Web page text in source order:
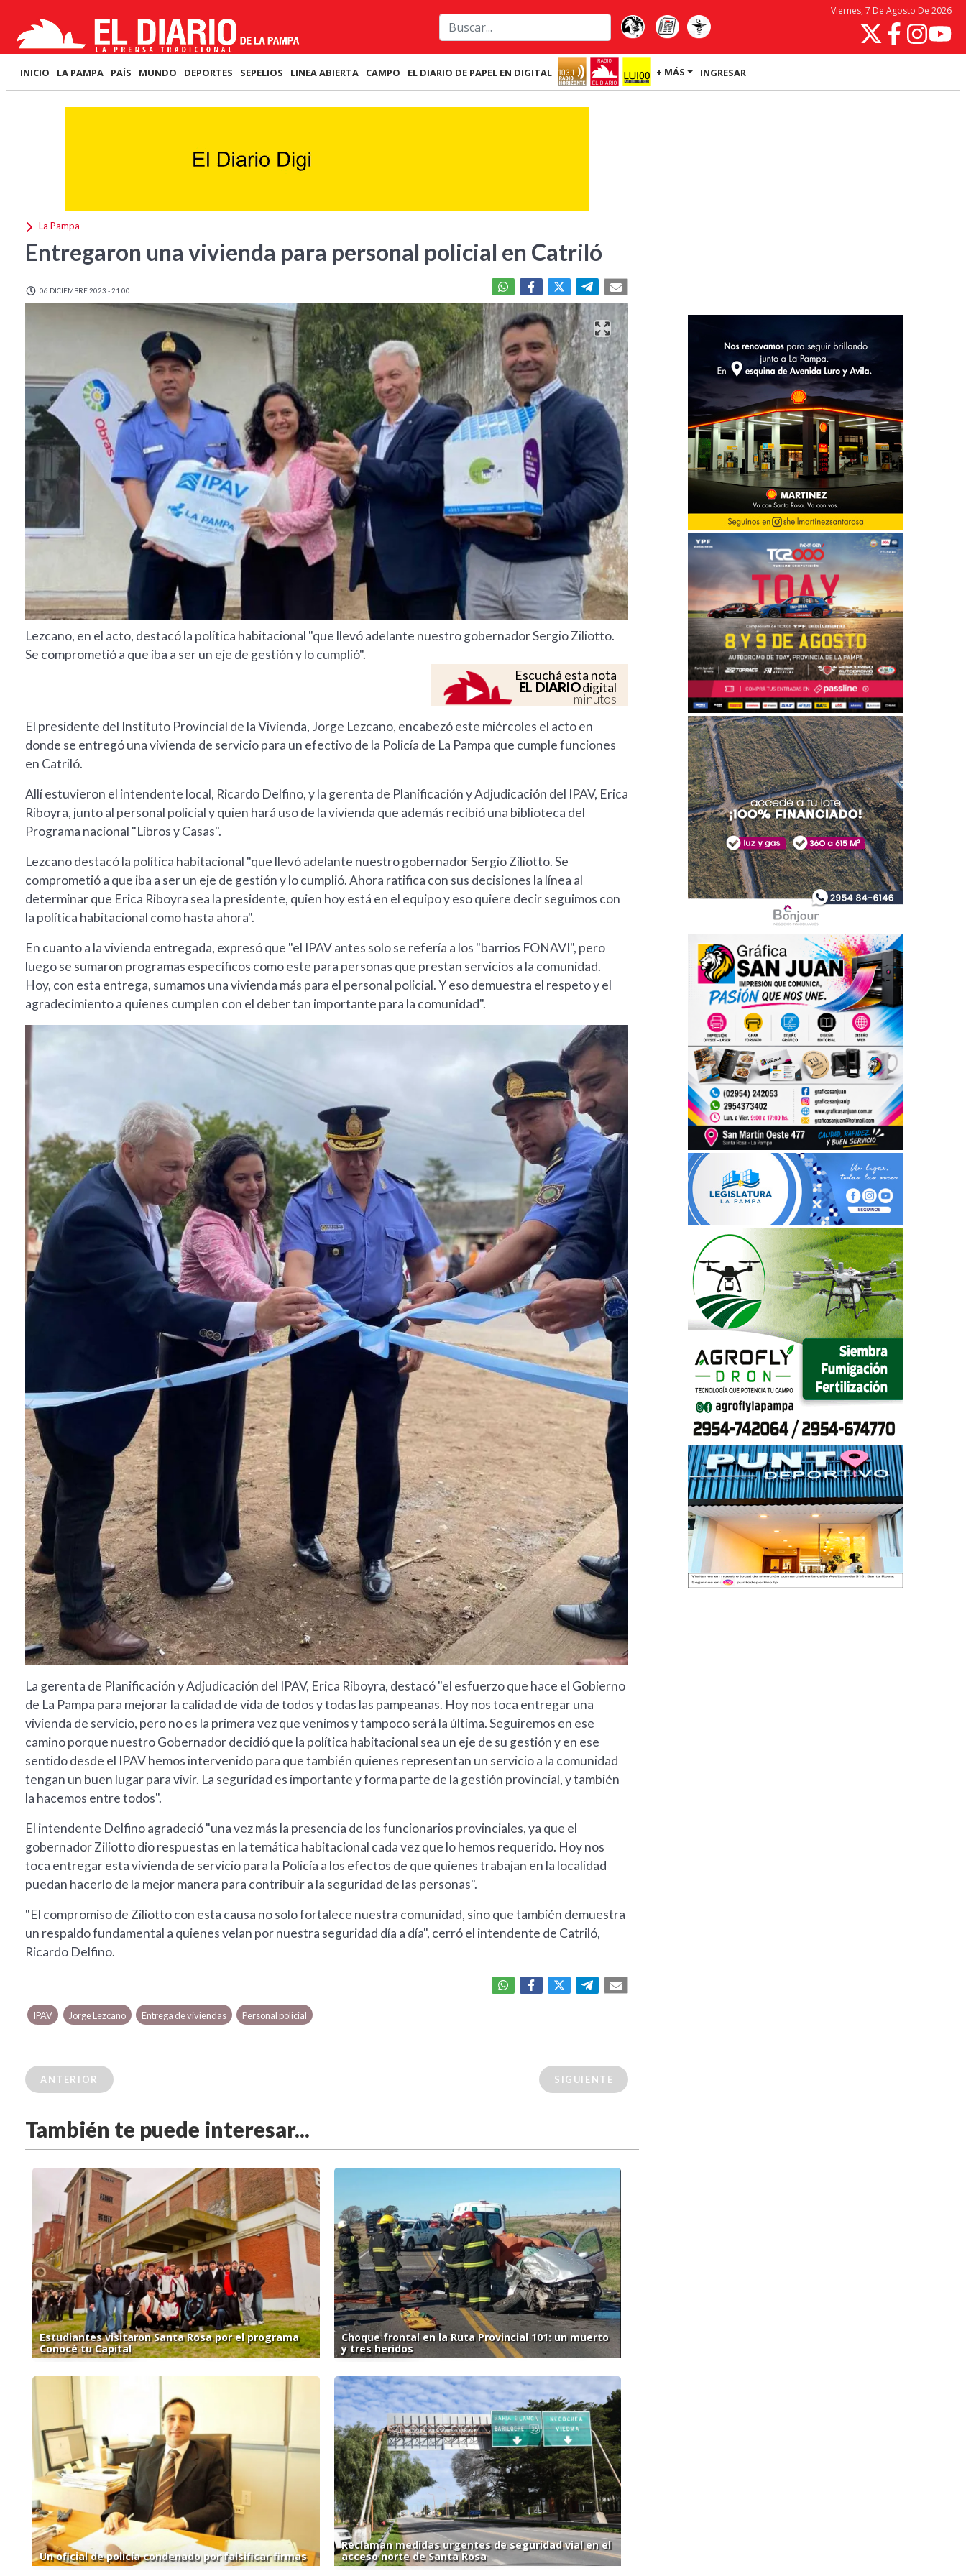
Viernes, 7 De Agosto De 2026
INICIO LA PAMPA PAÍS MUNDO DEPORTES SEPELIOS LINEA ABIERTA CAMPO EL DIARIO DE PAPEL EN DIGITAL + MÁS INGRESAR
La Pampa
Entregaron una vivienda para personal policial en Catriló
06 DICIEMBRE 2023 - 21:00
Lezcano, en el acto, destacó la política habitacional "que llevó adelante nuestro gobernador Sergio Ziliotto.
Se comprometió a que iba a ser un eje de gestión y lo cumplió".
Escuchá esta nota
EL DIARIOdigital
minutos
El presidente del Instituto Provincial de la Vivienda, Jorge Lezcano, encabezó este miércoles el acto en
donde se entregó una vivienda de servicio para un efectivo de la Policía de La Pampa que cumple funciones
en Catriló.
Allí estuvieron el intendente local, Ricardo Delfino, y la gerenta de Planificación y Adjudicación del IPAV, Erica
Riboyra, junto al personal policial y quien hará uso de la vivienda que además recibió una biblioteca del
Programa nacional "Libros y Casas".
Lezcano destacó la política habitacional "que llevó adelante nuestro gobernador Sergio Ziliotto. Se
comprometió a que iba a ser un eje de gestión y lo cumplió. Ahora ratifica con sus decisiones la línea al
determinar que Erica Riboyra sea la presidente, quien hoy está en el equipo y eso quiere decir seguimos con
la política habitacional como hasta ahora".
En cuanto a la vivienda entregada, expresó que "el IPAV antes solo se refería a los "barrios FONAVI", pero
luego se sumaron programas específicos como este para personas que prestan servicios a la comunidad.
Hoy, con esta entrega, sumamos una vivienda más para el personal policial. Y eso demuestra el respeto y el
agradecimiento a quienes cumplen con el deber tan importante para la comunidad".
La gerenta de Planificación y Adjudicación del IPAV, Erica Riboyra, destacó "el esfuerzo que hace el Gobierno
de La Pampa para mejorar la calidad de vida de todos y todas las pampeanas. Hoy nos toca entregar una
vivienda de servicio, pero no es la primera vez que venimos y tampoco será la última. Seguiremos en ese
camino porque nuestro Gobernador decidió que la política habitacional sea un eje de su gestión y en ese
sentido desde el IPAV hemos intervenido para que también quienes representan un servicio a la comunidad
tengan un buen lugar para vivir. La seguridad es importante y forma parte de la gestión provincial, y también
la hacemos entre todos".
El intendente Delfino agradeció "una vez más la presencia de los funcionarios provinciales, ya que el
gobernador Ziliotto dio respuestas en la temática habitacional cada vez que lo hemos requerido. Hoy nos
toca entregar esta vivienda de servicio para la Policía a los efectos de que quienes trabajan en la localidad
puedan hacerlo de la mejor manera para contribuir a la seguridad de las personas".
"El compromiso de Ziliotto con esta causa no solo fortalece nuestra comunidad, sino que también demuestra
un respaldo fundamental a quienes velan por nuestra seguridad día a día", cerró el intendente de Catriló,
Ricardo Delfino.
IPAV Jorge Lezcano Entrega de viviendas Personal policial
ANTERIOR SIGUIENTE
También te puede interesar...
Estudiantes visitaron Santa Rosa por el programa
Conocé tu Capital
Choque frontal en la Ruta Provincial 101: un muerto
y tres heridos
Un oficial de policía condenado por falsificar firmas
Reclaman medidas urgentes de seguridad vial en el
acceso norte de Santa Rosa